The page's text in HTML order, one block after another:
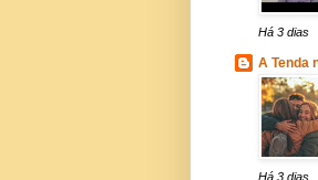
Há 3 dias
A Tenda
Há 3 dias